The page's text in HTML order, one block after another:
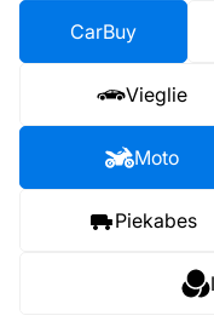
CarBuy
Vieglie
Moto
Piekabes